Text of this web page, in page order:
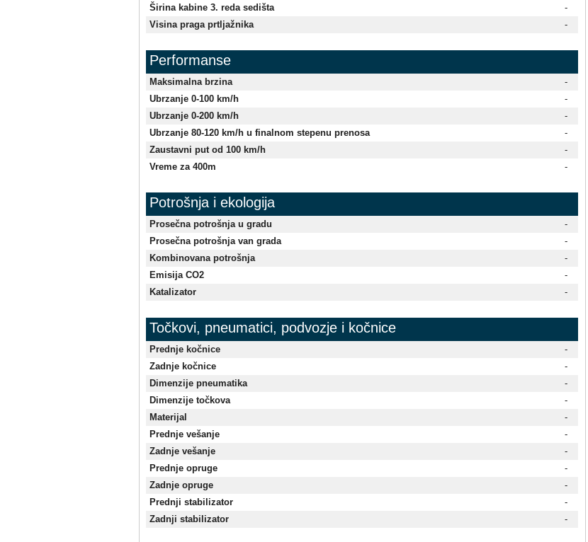
Širina kabine 3. reda sedišta
-
Visina praga prtljažnika
-
Performanse
Maksimalna brzina
-
Ubrzanje 0-100 km/h
-
Ubrzanje 0-200 km/h
-
Ubrzanje 80-120 km/h u finalnom stepenu prenosa
-
Zaustavni put od 100 km/h
-
Vreme za 400m
-
Potrošnja i ekologija
Prosečna potrošnja u gradu
-
Prosečna potrošnja van grada
-
Kombinovana potrošnja
-
Emisija CO2
-
Katalizator
-
Točkovi, pneumatici, podvozje i kočnice
Prednje kočnice
-
Zadnje kočnice
-
Dimenzije pneumatika
-
Dimenzije točkova
-
Materijal
-
Prednje vešanje
-
Zadnje vešanje
-
Prednje opruge
-
Zadnje opruge
-
Prednji stabilizator
-
Zadnji stabilizator
-